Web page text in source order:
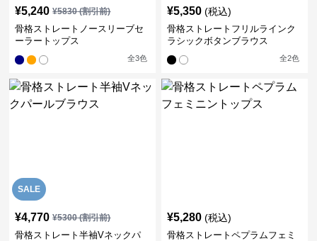
¥5,240 ¥5830(割引前)
骨格ストレートノースリーブセ
ーラートップス
全3色
¥5,350 (税込)
骨格ストレートフリルラインク
ラシックボタンブラウス
全2色
SALE
¥4,770 ¥5300(割引前)
骨格ストレート半袖Vネックパ
¥5,280 (税込)
骨格ストレートペプラムフェミ